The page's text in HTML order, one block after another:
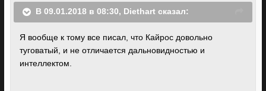
В 09.01.2018 в 08:30, Diethart сказал:
Я вообще к тому все писал, что Кайрос довольно
туговатый, и не отличается дальновидностью и
интеллектом.